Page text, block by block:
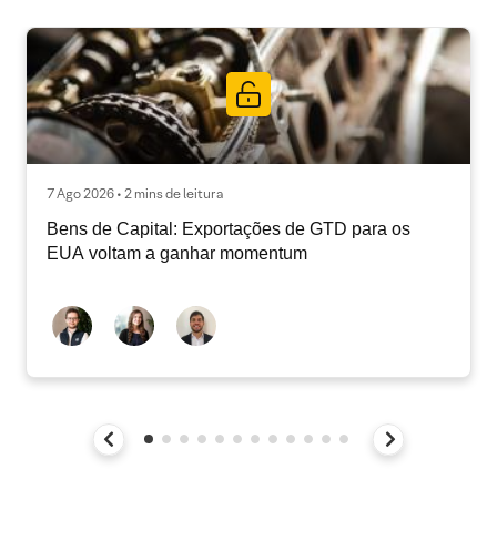
7 Ago 2026 • 2 mins de leitura
Bens de Capital: Exportações de GTD para os
EUA voltam a ganhar momentum